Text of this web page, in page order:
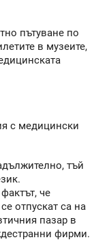
пътуване по
в музеите,
с медицински
тъй
че
отпускат са на
пазар в
фирми.